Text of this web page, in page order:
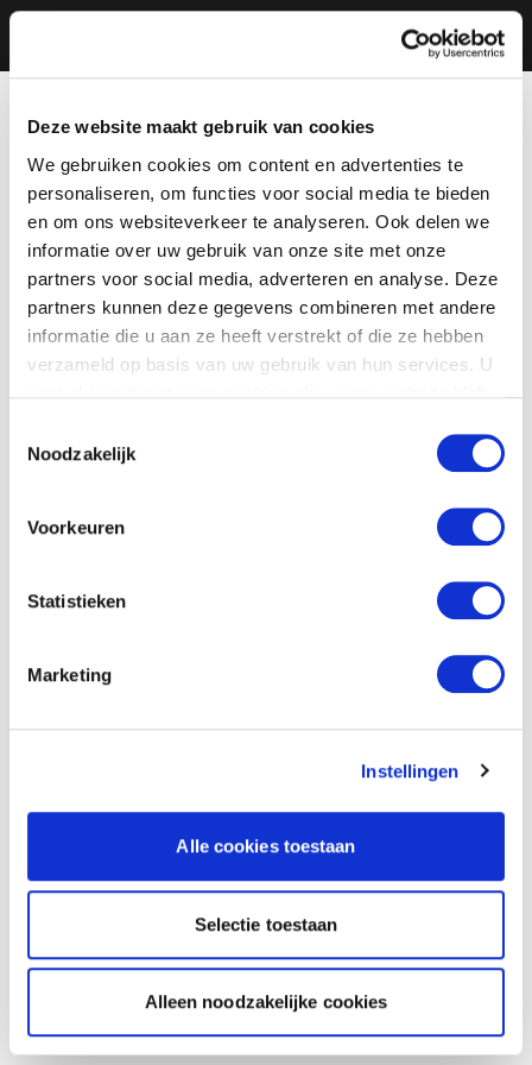
Deze website maakt gebruik van cookies
We gebruiken cookies om content en advertenties te
personaliseren, om functies voor social media te bieden
en om ons websiteverkeer te analyseren. Ook delen we
informatie over uw gebruik van onze site met onze
partners voor social media, adverteren en analyse. Deze
partners kunnen deze gegevens combineren met andere
informatie die u aan ze heeft verstrekt of die ze hebben
verzameld op basis van uw gebruik van hun services. U
Noodzakelijk
Voorkeuren
Statistieken
Marketing
Instellingen
Alle cookies toestaan
Selectie toestaan
Alleen noodzakelijke cookies